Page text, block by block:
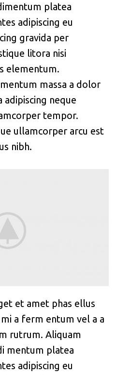
platea
adipiscing eu
gravida per
litora nisi
elementum.
massa a dolor
neque
tempor.
ullamcorper arcu est
nibh.
et amet phas ellus
a ferm entum vel a a
rutrum. Aliquam
mentum platea
adipiscing eu